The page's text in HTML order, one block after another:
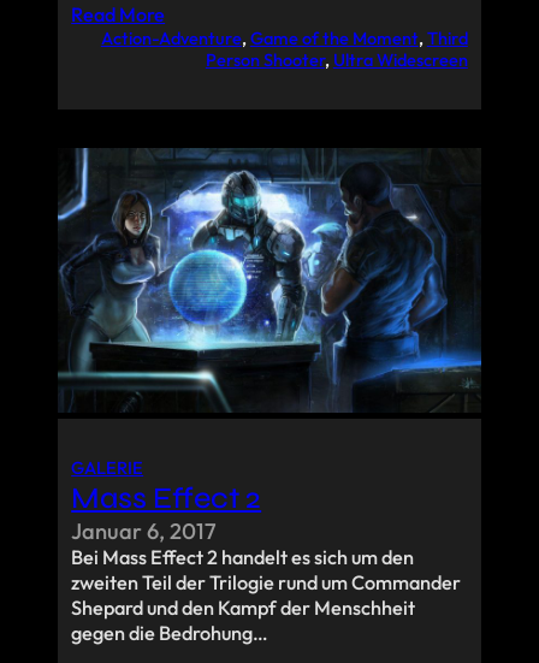
Read More
Action-Adventure, Game of the Moment, Third
Person Shooter, Ultra Widescreen
GALERIE
Mass Effect 2
Januar 6, 2017
Bei Mass Effect 2 handelt es sich um den
zweiten Teil der Trilogie rund um Commander
Shepard und den Kampf der Menschheit
gegen die Bedrohung…